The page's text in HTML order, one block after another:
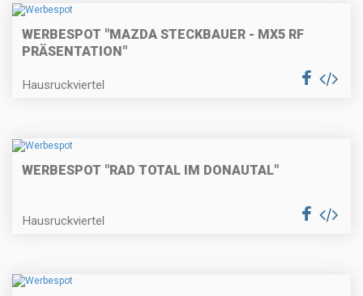
WERBESPOT "MAZDA STECKBAUER - MX5 RF
PRÄSENTATION"
Hausruckviertel
WERBESPOT "RAD TOTAL IM DONAUTAL"
Hausruckviertel